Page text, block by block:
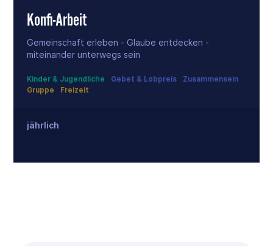
Konfi-Arbeit
Gemeinschaft erleben - Glaube entdecken -
miteinander unterwegs sein
Kinder & Jugendliche Gebet & Lobpreis
Zusammensein
Gruppe
Freizeit
jährlich